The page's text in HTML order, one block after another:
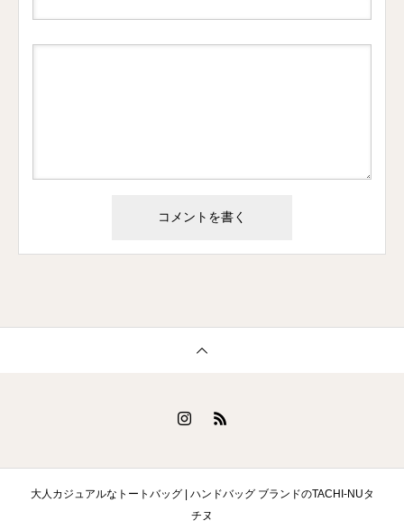
大人カジュアルなトートバッグ | ハンドバッグ ブランドのTACHI-NUタ
チヌ